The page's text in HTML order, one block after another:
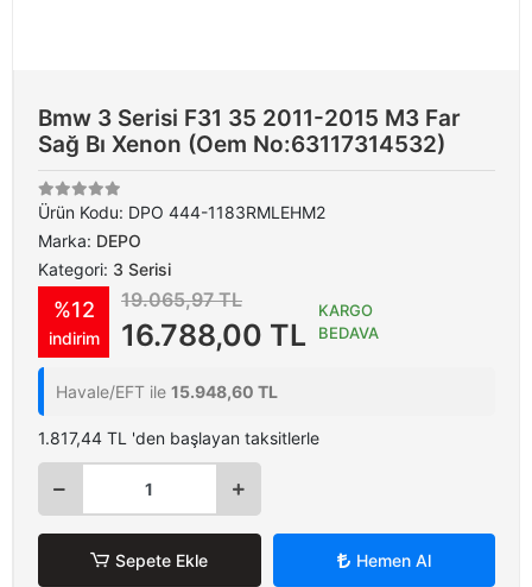
Bmw 3 Serisi F31 35 2011-2015 M3 Far
Sağ Bı Xenon (Oem No:63117314532)
Ürün Kodu: DPO 444-1183RMLEHM2
Marka: DEPO
Kategori: 3 Serisi
%12
indirim
19.065,97 TL
16.788,00 TL
KARGO
BEDAVA
Havale/EFT ile 15.948,60 TL
1.817,44 TL 'den başlayan taksitlerle
Sepete Ekle Hemen Al